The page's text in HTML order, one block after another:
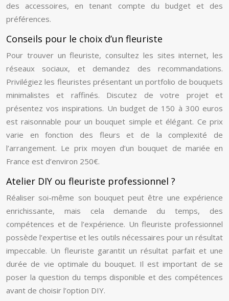
des accessoires, en tenant compte du budget et des
préférences.
Conseils pour le choix d’un fleuriste
Pour trouver un fleuriste, consultez les sites internet, les
réseaux sociaux, et demandez des recommandations.
Privilégiez les fleuristes présentant un portfolio de bouquets
minimalistes et raffinés. Discutez de votre projet et
présentez vos inspirations. Un budget de 150 à 300 euros
est raisonnable pour un bouquet simple et élégant. Ce prix
varie en fonction des fleurs et de la complexité de
l’arrangement. Le prix moyen d’un bouquet de mariée en
France est d’environ 250€.
Atelier DIY ou fleuriste professionnel ?
Réaliser soi-même son bouquet peut être une expérience
enrichissante, mais cela demande du temps, des
compétences et de l’expérience. Un fleuriste professionnel
possède l’expertise et les outils nécessaires pour un résultat
impeccable. Un fleuriste garantit un résultat parfait et une
durée de vie optimale du bouquet. Il est important de se
poser la question du temps disponible et des compétences
avant de choisir l’option DIY.